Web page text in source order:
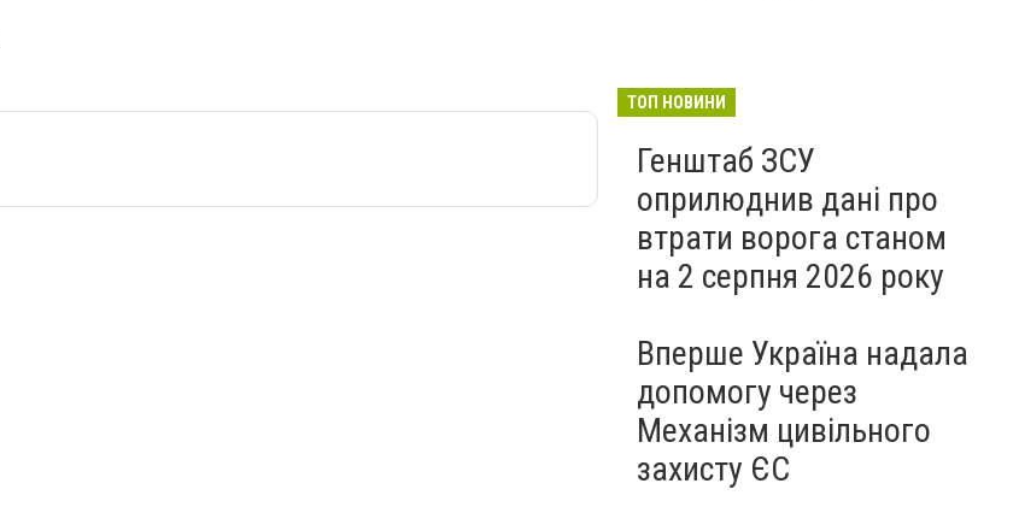
ТОП НОВИНИ
Генштаб ЗСУ
оприлюднив дані про
втрати ворога станом
на 2 серпня 2026 року
Вперше Україна надала
допомогу через
Механізм цивільного
захисту ЄС